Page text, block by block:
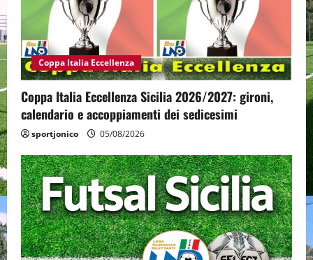
Coppa Italia Eccellenza
Coppa Italia Eccellenza Sicilia 2026/2027: gironi,
calendario e accoppiamenti dei sedicesimi
sportjonico 05/08/2026